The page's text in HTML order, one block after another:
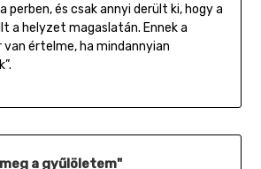
és csak annyi derült ki, hogy a
a helyzet magaslatán. Ennek a
van értelme, ha mindannyian
a gyűlöletem"